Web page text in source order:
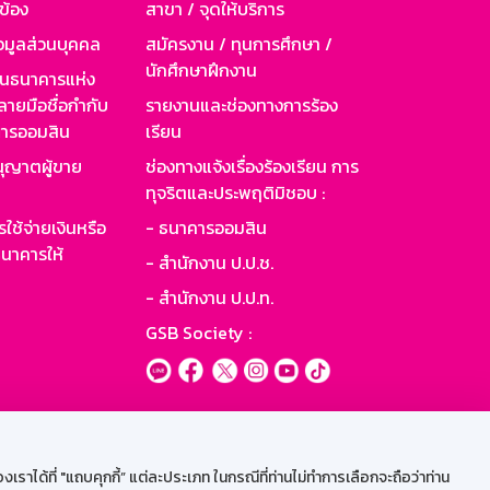
ได้ที่ "แถบคุกกี้” แต่ละประเภท ในกรณีที่ท่านไม่ทำการเลือกจะถือว่าท่าน
อง
มูลส่วนบุคคล
นาคารแห่ง
ายมือชื่อกำกับ
รออมสิน
ญาตผู้ขาย
ช้จ่ายเงินหรือ
คารให้
สาขา / จุดให้บริการ
สมัครงาน / ทุนการศึกษา /
นักศึกษาฝึกงาน
รายงานและช่องทางการร้อง
เรียน
ช่องทางแจ้งเรื่องร้องเรียน การ
ทุจริตและประพฤติมิชอบ :
- ธนาคารออมสิน
- สำนักงาน ป.ป.ช.
- สำนักงาน ป.ป.ท.
GSB Society :